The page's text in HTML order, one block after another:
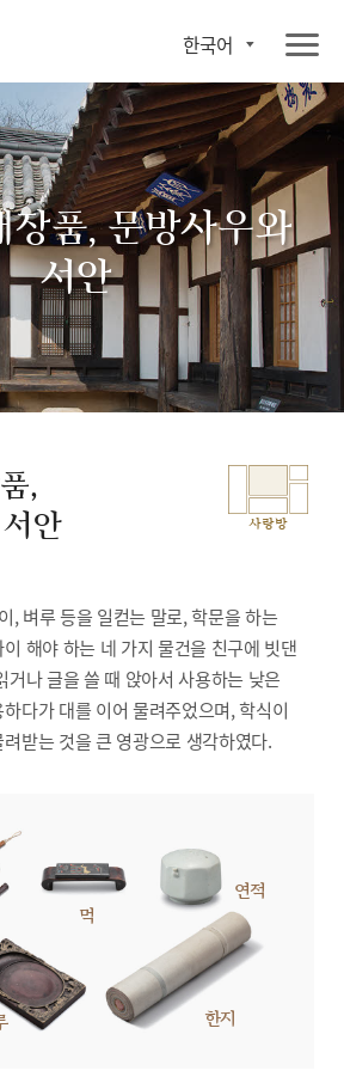
한국어
장품, 문방사우와
서안
,
안
사랑방
, 벼루 등을 일컫는 말로, 학문을 하는
해야 하는 네 가지 물건을 친구에 빗댄
거나 글을 쓸 때 앉아서 사용하는 낮은
다가 대를 이어 물려주었으며, 학식이
받는 것을 큰 영광으로 생각하였다.
먹
연적
한지